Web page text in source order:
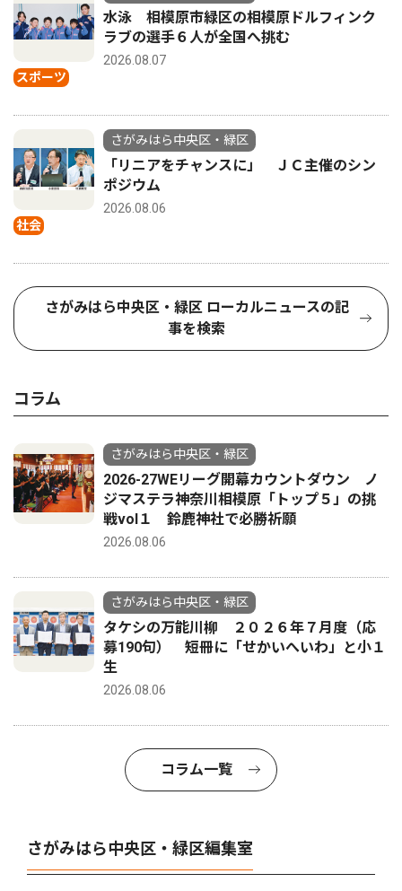
スポーツ
水泳 相模原市緑区の相模原ドルフィンク
ラブの選手６人が全国へ挑む
2026.08.07
社会
さがみはら中央区・緑区
「リニアをチャンスに」 ＪＣ主催のシン
ポジウム
2026.08.06
さがみはら中央区・緑区 ローカルニュースの記
事を検索
コラム
さがみはら中央区・緑区
2026-27WEリーグ開幕カウントダウン ノ
ジマステラ神奈川相模原「トップ５」の挑
戦vol１ 鈴鹿神社で必勝祈願
2026.08.06
さがみはら中央区・緑区
タケシの万能川柳 ２０２６年７月度（応
募190句） 短冊に「せかいへいわ」と小１
生
2026.08.06
コラム一覧
さがみはら中央区・緑区編集室